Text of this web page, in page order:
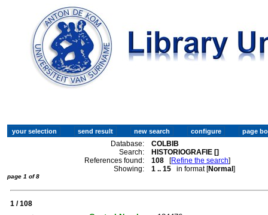
Database:
COLBIB
Search:
HISTORIOGRAFIE []
References found:
108 [Refine the search]
Showing:
1 .. 15 in format [Normal]
page 1 of 8
1 / 108